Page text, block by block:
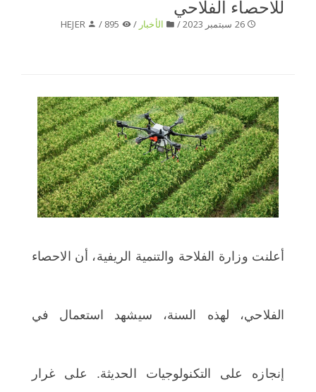
اختر بلدا/بلدان
للاحصاء الفلاحي
26 سبتمبر 2023 / الأخبار /
HEJER
أعلنت وزارة الفلاحة والتنمية الريفية، أن الاحصاء
الفلاحي، لهذه السنة، سيشهد استعمال في
إنجازه على التكنولوجيات الحديثة. على غرار